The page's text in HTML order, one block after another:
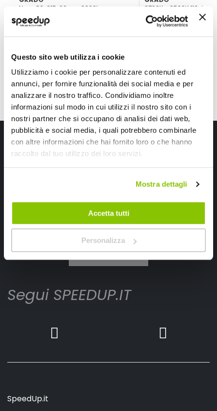
Questo sito web utilizza i cookie
Utilizziamo i cookie per personalizzare contenuti ed
annunci, per fornire funzionalità dei social media e per
analizzare il nostro traffico. Condividiamo inoltre
informazioni sul modo in cui utilizzi il nostro sito con i
nostri partner che si occupano di analisi dei dati web,
pubblicità e social media, i quali potrebbero combinarle
con altre informazioni che hai fornito loro o che hanno
raccolto dal tuo utilizzo dei loro servizi.
Mostra dettagli
Accetta tutti
Personalizza
Nero 80x215x60mm 2000lm
59,40 €
CONSEGNA IN 48H Spedizione gratuita!
2700K - 6500K
29,70 €
CONSEGNA IN 48H
Iscriviti alla newsletter Speedup
Ricevi subito uno sconto del 10% per il tuo primo acquisto online!
Iscrivimi
Segui SPEEDUP.IT
SpeedUp.it